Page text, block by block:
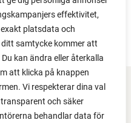
effektivitet,
platsdata och
samtycke kommer att
kan ändra eller återkalla
att klicka på knappen
Vi respekterar dina val
och säker
behandlar data för